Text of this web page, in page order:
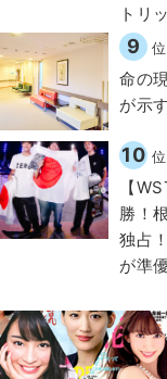
トリ
9 位
命の
が示
10 位
【
勝！
独占
が準